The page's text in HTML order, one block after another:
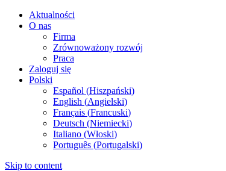
Aktualności
O nas
Firma
Zrównoważony rozwój
Praca
Zaloguj się
Polski
Español (Hiszpański)
English (Angielski)
Français (Francuski)
Deutsch (Niemiecki)
Italiano (Włoski)
Português (Portugalski)
Skip to content